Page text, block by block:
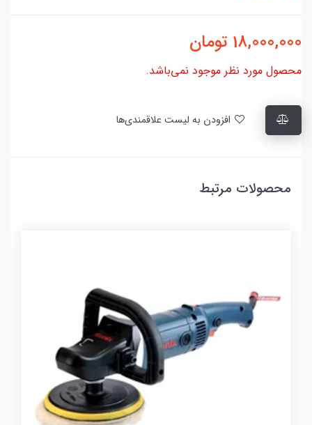
18,000,000 تومان
محصول مورد نظر موجود نمی‌باشد.
محصولات مرتبط